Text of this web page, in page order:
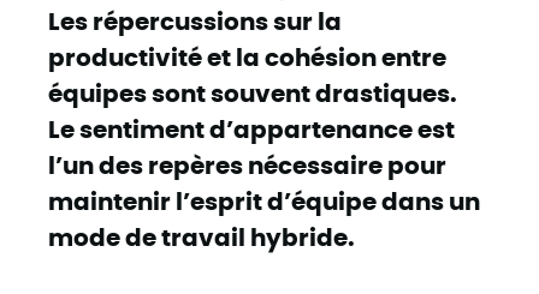
Les répercussions sur la
productivité et la cohésion entre
équipes sont souvent drastiques.
Le sentiment d’appartenance est
l’un des repères nécessaire pour
maintenir l’esprit d’équipe dans un
mode de travail hybride.